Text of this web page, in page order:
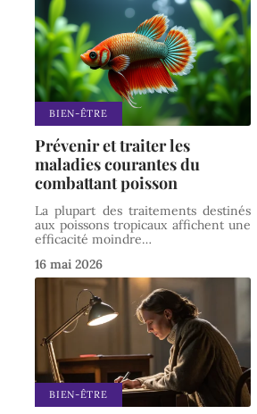
BIEN-ÊTRE
Prévenir et traiter les
maladies courantes du
combattant poisson
La plupart des traitements destinés
aux poissons tropicaux affichent une
efficacité moindre…
16 mai 2026
BIEN-ÊTRE